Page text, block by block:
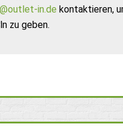
in.de kontaktieren,
zu geben.